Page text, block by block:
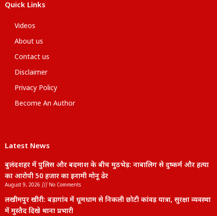
Quick Links
Videos
About us
Contact us
Disclaimer
Privacy Policy
Become An Author
Latest News
बुलंदशहर में पुलिस और बदमाश के बीच मुठभेड़: नाबालिग से दुष्कर्म और हत्या
का आरोपी 50 हजार का इनामी मोनू ढेर
August 9, 2026 No Comments
लखीमपुर खीरी: बड़ागांव में धूमधाम से निकली छोटी कांवड़ यात्रा, सुरक्षा व्यवस्था
में मुस्तैद दिखे थाना प्रभारी